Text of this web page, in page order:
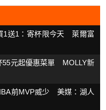
1送1：寄杯限今天 萊爾富
55元起優惠菜單 MOLLY新
前MVP威少 美媒：湖人